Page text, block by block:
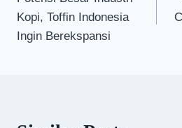
navigation
Kopi, Toffin Indonesia
Ingin Berekspansi